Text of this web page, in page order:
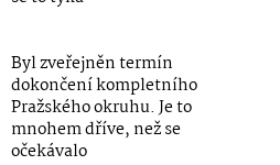
Byl zveřejněn termín
dokončení kompletního
Pražského okruhu. Je to
mnohem dříve, než se
očekávalo